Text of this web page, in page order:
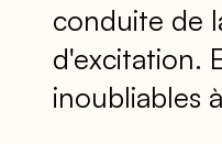
conduite de
d'excitation.
inoubliables